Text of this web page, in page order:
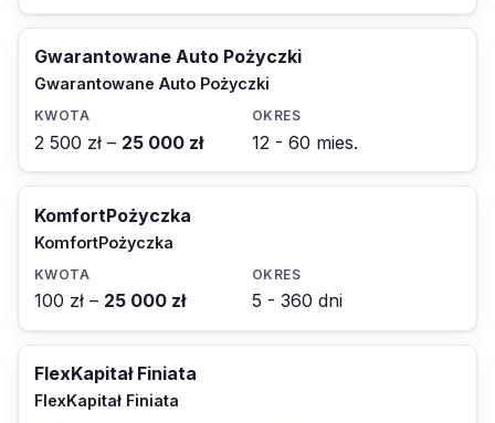
Gwarantowane Auto Pożyczki
Gwarantowane Auto Pożyczki
2 500 zł – 25 000 zł 12 - 60 mies.
KomfortPożyczka
KomfortPożyczka
100 zł – 25 000 zł 5 - 360 dni
FlexKapitał Finiata
FlexKapitał Finiata